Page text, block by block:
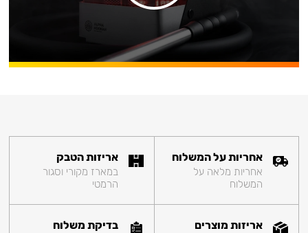
אחריות על המשלוח
אחריות מלאה על
המשלוח
אריזות הטבק
במארז מקורי וסגור
הרמטי
אריזות מוצרים בדיקת משלוח